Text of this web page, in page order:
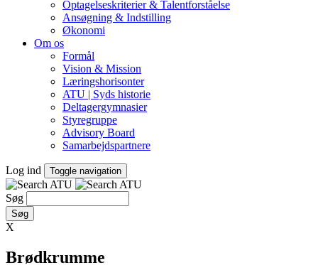
Optagelseskriterier & Talentforståelse
Ansøgning & Indstilling
Økonomi
Om os
Formål
Vision & Mission
Læringshorisonter
ATU | Syds historie
Deltagergymnasier
Styregruppe
Advisory Board
Samarbejdspartnere
Log ind Toggle navigation
Søg
X
Brødkrumme